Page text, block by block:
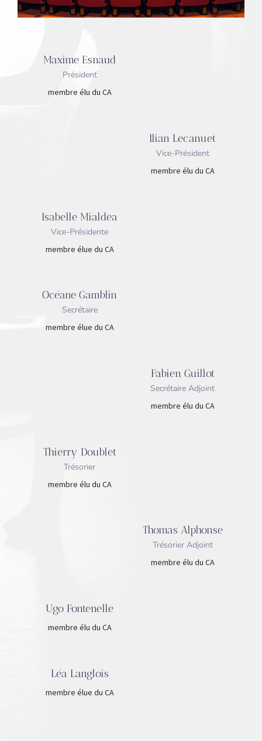
Maxime Esnaud
Président
membre élu du CA
Ilian Lecanuet
Vice-Président
membre élu du CA
Isabelle Mialdea
Vice-Présidente
membre élue du CA
Océane Gamblin
Secrétaire
membre élue du CA
Fabien Guillot
Secrétaire Adjoint
membre élu du CA
Thierry Doublet
Trésorier
membre élu du CA
Thomas Alphonse
Trésorier Adjoint
membre élu du CA
Ugo Fontenelle
membre élu du CA
Léa Langlois
membre élue du CA